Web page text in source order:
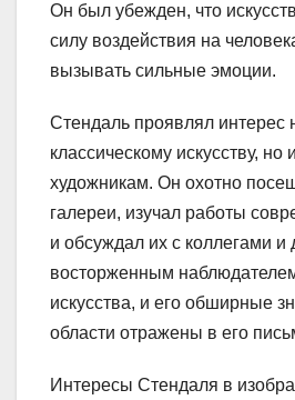
Он был убежден, что
силу воздействия на
вызывать сильные эмоции.
Стендаль проявлял интерес
классическому искусству,
художникам. Он охотно
галереи, изучал работы
и обсуждал их с коллегами
восторженным
искусства, и его обширные
области отражены в его
Интересы Стендаля в